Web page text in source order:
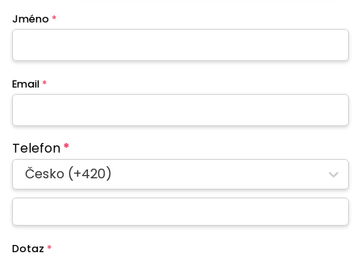
Jméno *
Email *
Telefon*
Česko (+420)
Dotaz *